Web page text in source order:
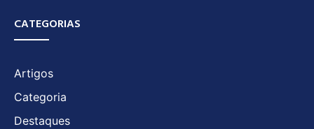
CATEGORIAS
Artigos
Categoria
Destaques